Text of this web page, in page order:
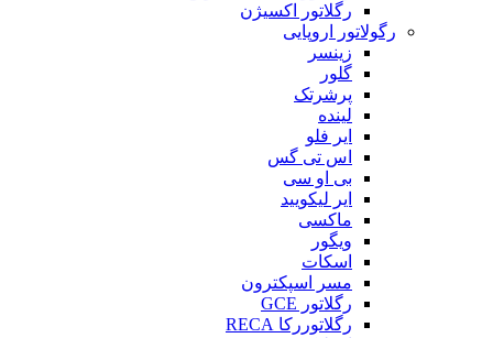
رگلاتور اکسیژن
رگولاتور اروپایی
زینسر
گلور
پرشرتک
لینده
ایر فلو
اس تی گس
بی او سی
ایر لیکویید
ماکسی
ویگور
اسکات
مسر اسپکترون
رگلاتور GCE
رگلاتوررکا RECA